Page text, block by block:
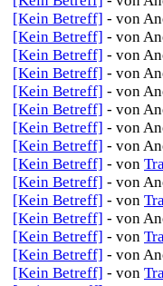
[Kein Betreff] - von
[Kein Betreff] - von
[Kein Betreff] - von
[Kein Betreff] - von
[Kein Betreff] - von
[Kein Betreff] - von
[Kein Betreff] - von
[Kein Betreff] - von
[Kein Betreff] - von
[Kein Betreff] - von
[Kein Betreff] - von
[Kein Betreff] - von
[Kein Betreff] - von
[Kein Betreff] - von
[Kein Betreff] - von